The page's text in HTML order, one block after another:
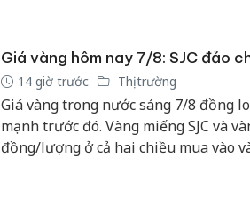
Giá vàng hôm nay 7/8: SJC đảo
14 giờ trước Thị trường
Giá vàng trong nước sáng 7/8 đồng
mạnh trước đó. Vàng miếng SJC và
đồng/lượng ở cả hai chiều mua vào